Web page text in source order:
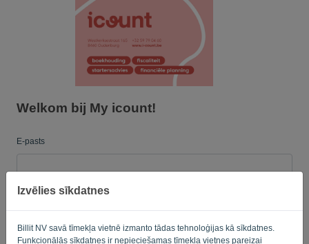
Izvēlies sīkdatnes
Billit NV savā tīmekļa vietnē izmanto tādas tehnoloģijas kā sīkdatnes.
Funkcionālās sīkdatnes ir nepieciešamas tīmekļa vietnes pareizai
Welkom bij My icount!
E-pasts
Parole